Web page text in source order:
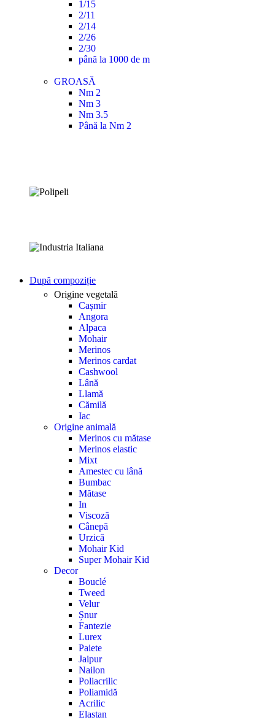
1/15
2/11
2/14
2/26
2/30
până la 1000 de m
GROASĂ
Nm 2
Nm 3
Nm 3.5
Până la Nm 2
După compoziție
Origine vegetală
Cașmir
Angora
Alpaca
Mohair
Merinos
Merinos cardat
Cashwool
Lână
Llamă
Cămilă
Iac
Origine animală
Merinos cu mătase
Merinos elastic
Mixt
Amestec cu lână
Bumbac
Mătase
In
Viscoză
Cânepă
Urzică
Mohair Kid
Super Mohair Kid
Decor
Bouclé
Tweed
Velur
Șnur
Fantezie
Lurex
Paiete
Jaipur
Nailon
Poliacrilic
Poliamidă
Acrilic
Elastan